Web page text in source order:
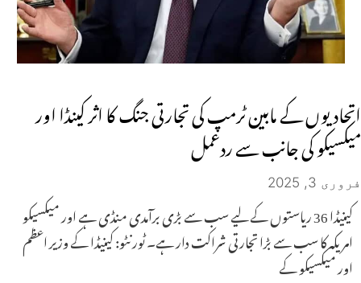
اتحادیوں کے مابین ٹرمپ کی تجارتی جنگ کا اثر کینڈا اور
میکسیکو کی جانب سے ردعمل
فروری 3, 2025
کینیڈا 36 ریاستوں کے لیے سب سے بڑی برآمدی منڈی ہے اور میکسیکو
امریکہ کا سب سے بڑا تجارتی شراکت دار ہے۔ ٹورنٹو: کینیڈا کے وزیر اعظم
اور میکسیکو کے